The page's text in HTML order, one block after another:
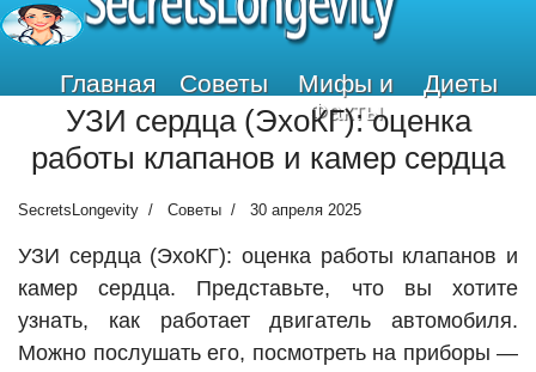
Главная Советы
Мифы и
Факты
Диеты
УЗИ сердца (ЭхоКГ): оценка
работы клапанов и камер сердца
SecretsLongevity Советы 30 апреля 2025
УЗИ сердца (ЭхоКГ): оценка работы клапанов и
камер сердца. Представьте, что вы хотите
узнать, как работает двигатель автомобиля.
Можно послушать его, посмотреть на приборы —